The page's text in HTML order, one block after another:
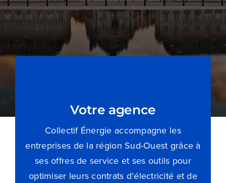
Devenir partenaire
Votre agence
Collectif Énergie accompagne les
entreprises de la région Sud-Ouest grâce à
ses offres de service et ses outils pour
optimiser leurs contrats d’électricité et de